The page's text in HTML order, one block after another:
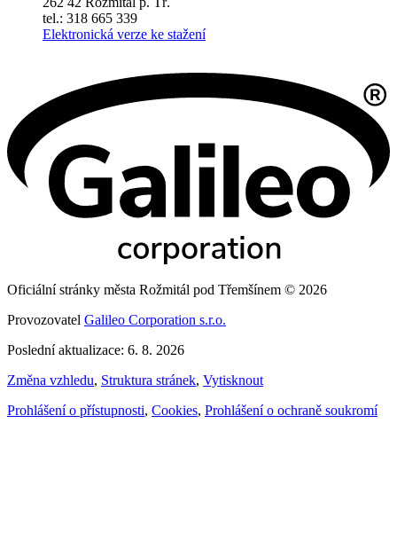
tel.: 318 665 339
Elektronická verze ke stažení
Oficiální stránky města Rožmitál pod Třemšínem © 2026
Provozovatel Galileo Corporation s.r.o.
Poslední aktualizace: 6. 8. 2026
Změna vzhledu, Struktura stránek, Vytisknout
Prohlášení o přístupnosti, Cookies, Prohlášení o ochraně soukromí